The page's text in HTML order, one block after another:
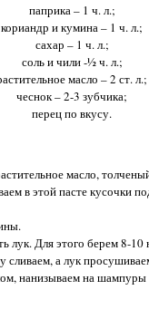
паприка – 1 ч. л.;
кориандр и кумина – 1 ч. л.;
сахар – 1 ч. л.;
соль и чили -½ ч. л.;
масло – 2 ст. л.;
чеснок – 2-3 зубчика;
перец по вкусу.
масло,
в этой пасте кусочки
Для этого берем 8-
сливаем, а лук
нанизываем на